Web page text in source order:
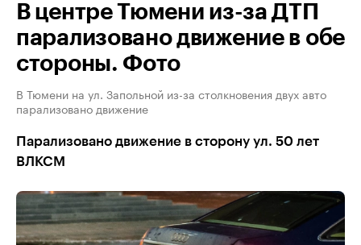
В центре Тюмени из-за ДТП
парализовано движение в обе
стороны. Фото
В Тюмени на ул. Запольной из-за столкновения двух авто
парализовано движение
Парализовано движение в сторону ул. 50 лет
ВЛКСМ